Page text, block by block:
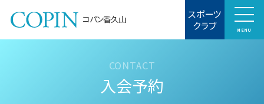
コパン香久山 スポーツ
クラブ MENU
入会予約